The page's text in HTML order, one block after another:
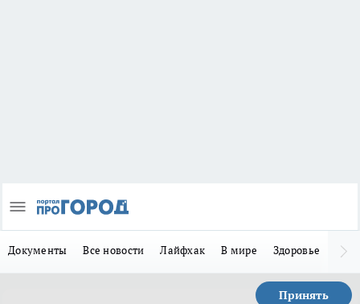
Документы Все новости Лайфхак В мире Здоровье
Принять